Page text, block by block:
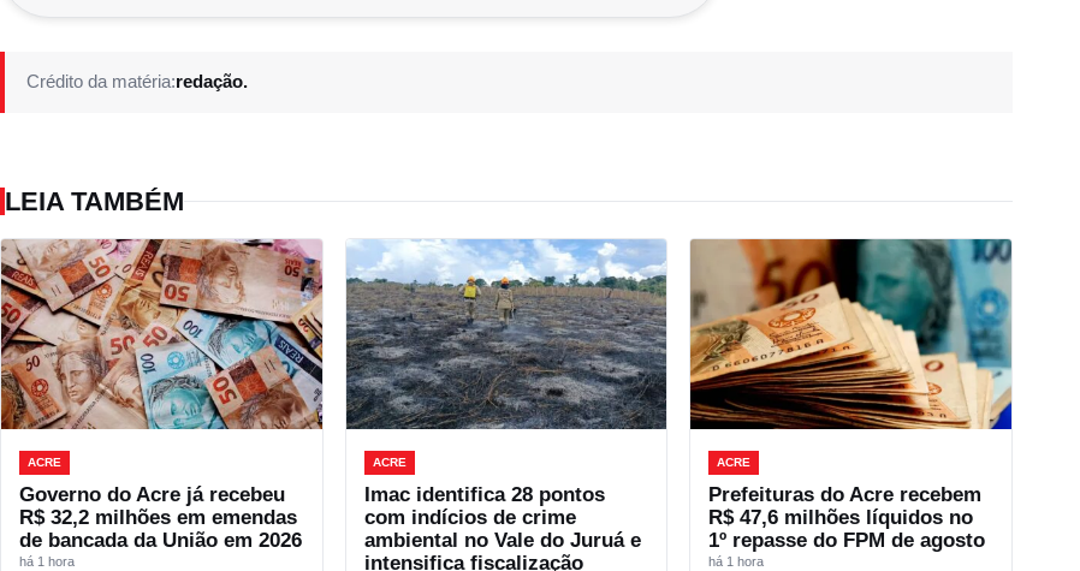
Crédito da matéria:redação.
LEIA TAMBÉM
ACRE
Governo do Acre já recebeu
R$ 32,2 milhões em emendas
de bancada da União em 2026
há 1 hora
ACRE
Imac identifica 28 pontos
com indícios de crime
ambiental no Vale do Juruá e
intensifica fiscalização
ACRE
Prefeituras do Acre recebem
R$ 47,6 milhões líquidos no
1º repasse do FPM de agosto
há 1 hora